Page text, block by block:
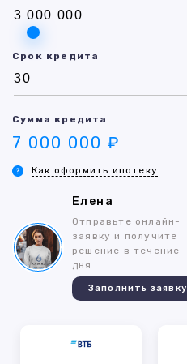
Срок кредита
Сумма кредита
7 000 000 ₽
Как оформить ипотеку
Елена
Отправьте онлайн-
заявку и получите
решение в течение
дня
Заполнить заявку